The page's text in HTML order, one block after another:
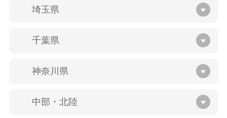
埼玉県
千葉県
神奈川県
中部・北陸